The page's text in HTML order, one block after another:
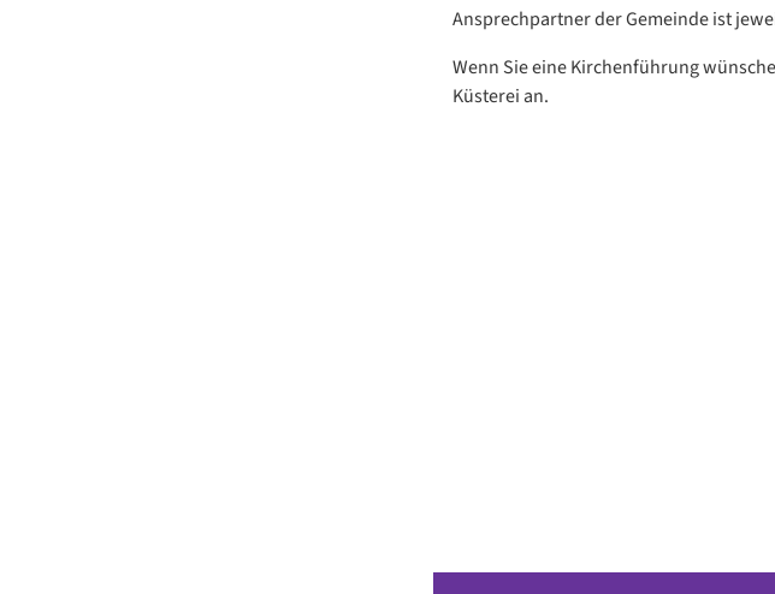
Ansprechpartner der Gemeinde ist
Wenn Sie eine Kirchenführung
Küsterei an.